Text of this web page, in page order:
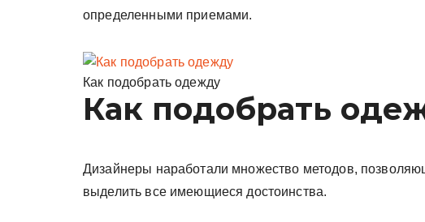
определенными приемами.
Как подобрать одежду
Как подобрать
Дизайнеры наработали множество методов,
выделить все имеющиеся достоинства.